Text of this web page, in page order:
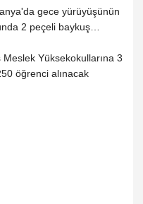
gece yürüyüşünün
2 peçeli baykuş
Meslek Yüksekokullarına 3
öğrenci alınacak